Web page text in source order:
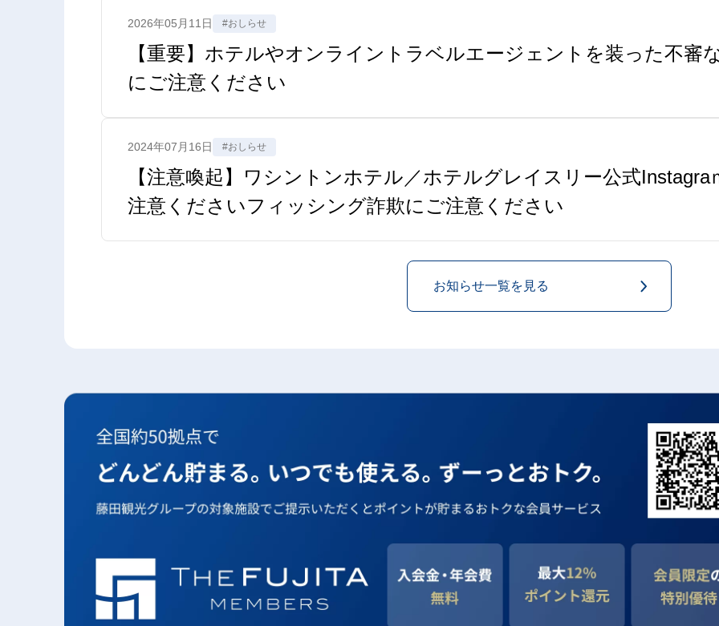
2026年05月11日 #おしらせ
【重要】ホテルやオンライントラベルエージェントを装った不審
にご注意ください
2024年07月16日 #おしらせ
【注意喚起】ワシントンホテル／ホテルグレイスリー公式
注意くださいフィッシング詐欺にご注意ください
お知らせ一覧を見る